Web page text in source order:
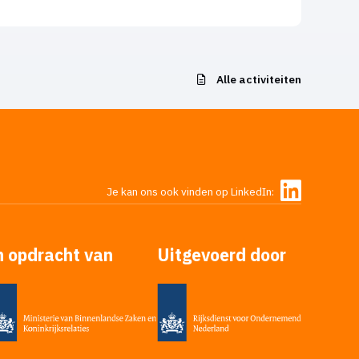
Alle activiteiten
Je kan ons ook vinden op LinkedIn:
opdracht van Uitgevoerd door